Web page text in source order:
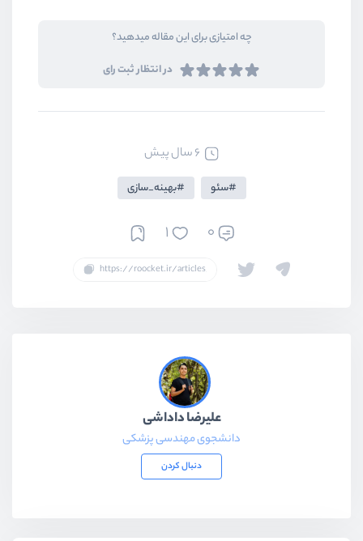
چه امتیازی برای این مقاله میدهید؟
در انتظار ثبت رای
6 سال پیش
سئو بهینه_سازی
0
1
علیرضا داداشی
دانشجوی مهندسی پزشکی
دنبال کردن